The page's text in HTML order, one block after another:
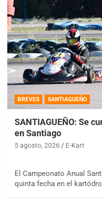
BREVES SANTIAGUEÑO
SANTIAGUEÑO: Se
en Santiago
5 agosto, 2026 E-Kart
El Campeonato Anual
quinta fecha en el